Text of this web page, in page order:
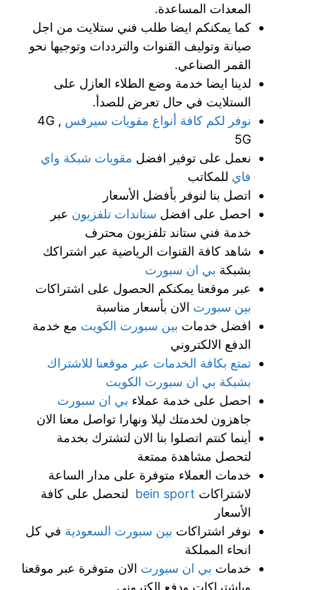
المعدات المساعدة.
كما يمكنكم ايضا طلب فني ستلايت من اجل
صيانة وتوليف القنوات والترددات وتوجيها نحو
القمر الصناعي.
لدينا ايضا خدمة وضع الطلاء العازل على
الستلايت في حال تعرض للصدأ.
نوفر لكم كافة أنواع مقويات سيرفس 4G ,
5G
نعمل على توفير افضل مقويات شبكة واي
فاي للمكاتب
اتصل بنا لنوفر بأفضل الأسعار
احصل على افضل ستاندات تلفزيون عبر
خدمة فني ستاند تلفزيون محترف
شاهد كافة القنوات الرياضية عبر اشتراكك
بشبكة بي ان سبورت
عبر موقعنا يمكنكم الحصول على اشتراكات
بين سبورت الان بأسعار مناسبة
افضل خدمات بين سبورت الكويت مع خدمة
الدفع الالكتروني
تمتع بكافة الخدمات عبر موقعنا للاشتراك
بشبكة بي ان سبورت الكويت
احصل على خدمة عملاء بي ان سبورت
جاهزون لخدمتك ليلا ونهارا تواصل معنا الان
أينما كنتم اتصلوا بنا الان لتشترك بخدمة
لتحصل مشاهدة ممتعة
خدمات العملاء متوفرة على مدار الساعة
لاشتراكات bein sport لتحصل على كافة
الأسعار
نوفر اشتراكات بين سبورت السعودية في كل
انحاء المملكة
خدمات بي ان سبورت الان متوفرة عبر موقعنا
وباشتراكات ودفع الكتروني